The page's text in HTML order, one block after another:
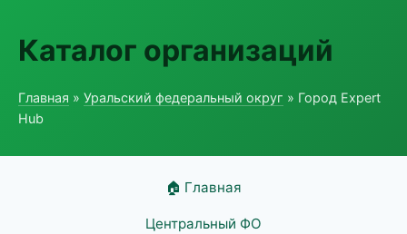
Каталог организаций
Главная » Уральский федеральный округ » Город Expert
Hub
🏠 Главная
Центральный ФО